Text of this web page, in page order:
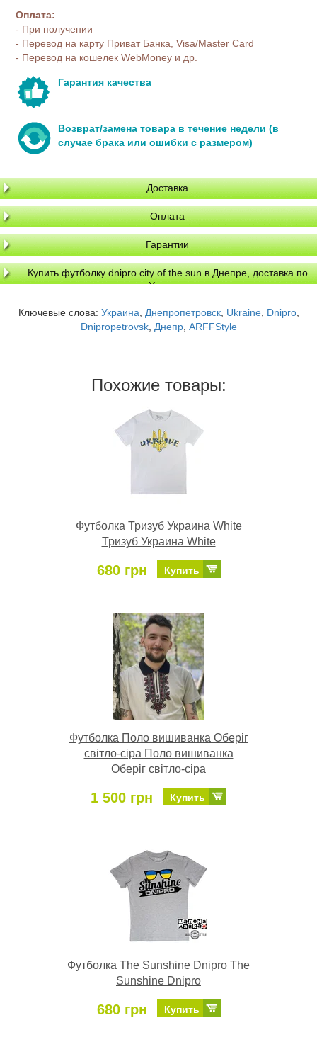
Оплата:
- При получении
- Перевод на карту Приват Банка, Visa/Master Card
- Перевод на кошелек WebMoney и др.
Гарантия качества
Возврат/замена товара в течение недели (в
случае брака или ошибки с размером)
Доставка
Оплата
Гарантии
Купить футболку dnipro city of the sun в Днепре, доставка по
Украине
Ключевые слова: Украина Днепропетровск, Ukraine, Dnipro,
Dnipropetrovsk, Днепр, ARFFStyle
Похожие товары:
Футболка Тризуб Украина White
Тризуб Украина White
680 грн Купить
Футболка Поло вишиванка Оберіг
світло-сіра Поло вишиванка
Оберіг світло-сіра
1 500 грн Купить
Футболка The Sunshine Dnipro The
Sunshine Dnipro
680 грн Купить